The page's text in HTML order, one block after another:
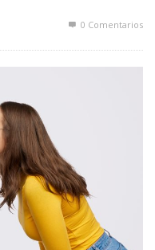
0 Comentarios